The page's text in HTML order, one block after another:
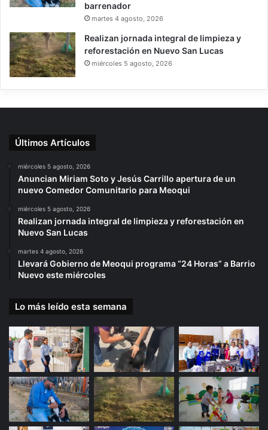
barrenador
martes 4 agosto, 2026
Realizan jornada integral de limpieza y
reforestación en Nuevo San Lucas
miércoles 5 agosto, 2026
Últimos Artículos
miércoles 5 agosto, 2026
Anuncian Miriam Soto y Jesús Carrillo apertura de un
nuevo Comedor Comunitario para Meoqui
miércoles 5 agosto, 2026
Realizan jornada integral de limpieza y reforestación en
Nuevo San Lucas
martes 4 agosto, 2026
Llevará Gobierno de Meoqui programa “24 Horas” a Barrio
Nuevo este miércoles
Lo más leído esta semana